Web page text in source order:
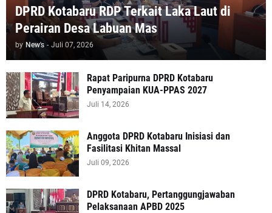
DPRD Kotabaru RDP Terkait Laka Laut di
Perairan Desa Labuan Mas
by New's - Juli 07, 2026
Rapat Paripurna DPRD Kotabaru
Penyampaian KUA-PPAS 2027
Juli 14, 2026
Anggota DPRD Kotabaru Inisiasi dan
Fasilitasi Khitan Massal
Juli 09, 2026
DPRD Kotabaru, Pertanggungjawaban
Pelaksanaan APBD 2025